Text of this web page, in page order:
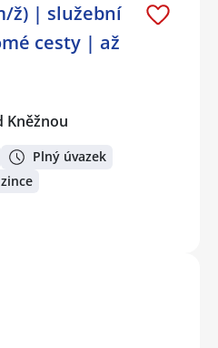
ž) | služební
cesty | až
Kněžnou
Plný úvazek